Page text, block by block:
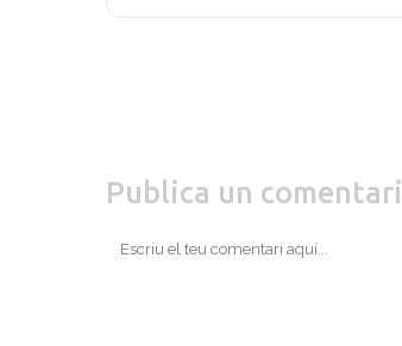
Publica un comentari